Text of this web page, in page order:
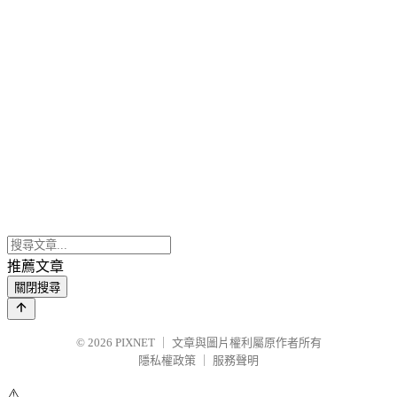
推薦文章
關閉搜尋
© 2026 PIXNET
文章與圖片權利屬原作者所有
隱私權政策
服務聲明
⚠️